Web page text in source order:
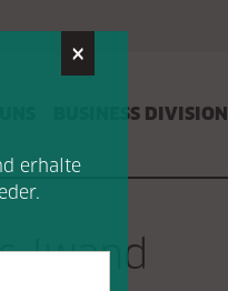
BUSINESS DIVISION
Iwand
×
erhalte